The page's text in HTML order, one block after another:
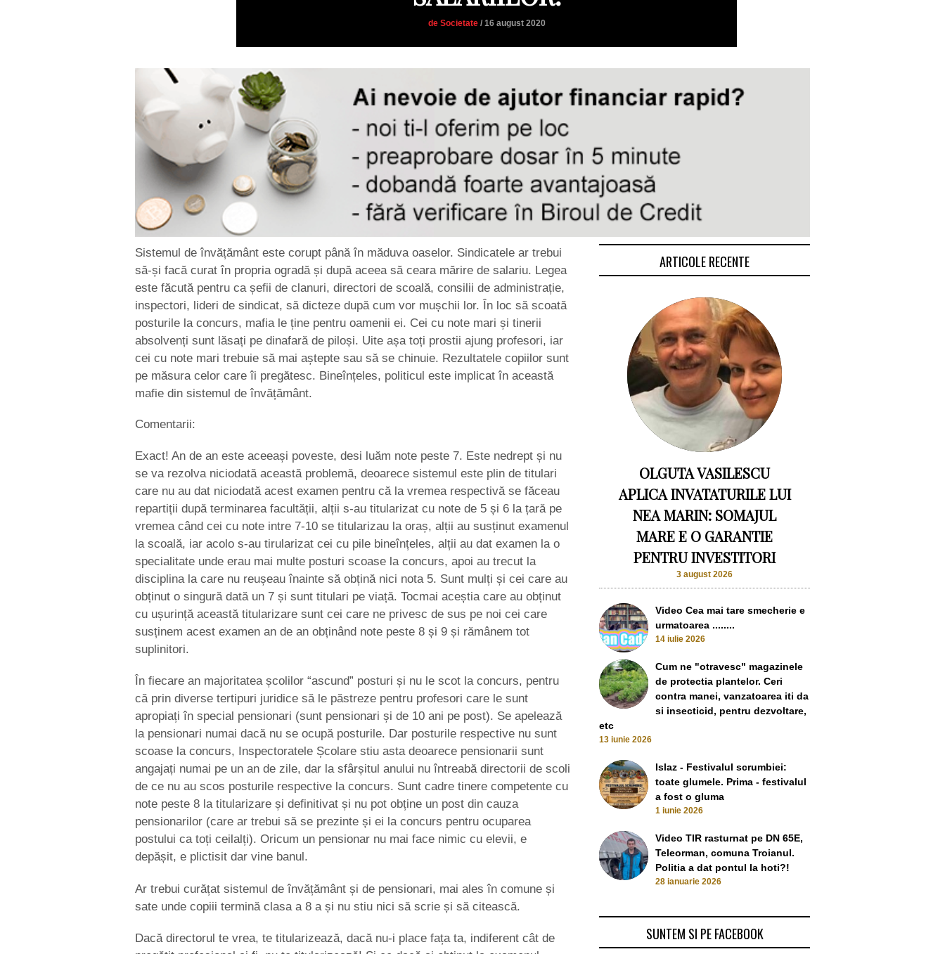
de Societate/ 16 august 2020
Sistemul de învățământ este corupt până în măduva oaselor. Sindicatele ar trebui
să-și facă curat în propria ogradă și după aceea să ceara mărire de salariu. Legea
este făcută pentru ca șefii de clanuri, directori de scoală, consilii de administrație,
inspectori, lideri de sindicat, să dicteze după cum vor mușchii lor. În loc să scoată
posturile la concurs, mafia le ține pentru oamenii ei. Cei cu note mari și tinerii
absolvenți sunt lăsați pe dinafară de piloși. Uite așa toți prostii ajung profesori, iar
cei cu note mari trebuie să mai aștepte sau să se chinuie. Rezultatele copiilor sunt
pe măsura celor care îi pregătesc. Bineînțeles, politicul este implicat în această
mafie din sistemul de învățământ.
Comentarii:
Exact! An de an este aceeași poveste, desi luăm note peste 7. Este nedrept și nu
se va rezolva niciodată această problemă, deoarece sistemul este plin de titulari
care nu au dat niciodată acest examen pentru că la vremea respectivă se făceau
repartiții după terminarea facultății, alții s-au titularizat cu note de 5 și 6 la țară pe
vremea când cei cu note intre 7-10 se titularizau la oraș, alții au susținut examenul
la scoală, iar acolo s-au tirularizat cei cu pile bineînțeles, alții au dat examen la o
specialitate unde erau mai multe posturi scoase la concurs, apoi au trecut la
disciplina la care nu reușeau înainte să obțină nici nota 5. Sunt mulți și cei care au
obținut o singură dată un 7 și sunt titulari pe viață. Tocmai aceștia care au obținut
cu ușurință această titularizare sunt cei care ne privesc de sus pe noi cei care
susținem acest examen an de an obținând note peste 8 și 9 și rămânem tot
suplinitori.
În fiecare an majoritatea școlilor “ascund” posturi și nu le scot la concurs, pentru
că prin diverse tertipuri juridice să le păstreze pentru profesori care le sunt
apropiați în special pensionari (sunt pensionari și de 10 ani pe post). Se apelează
la pensionari numai dacă nu se ocupă posturile. Dar posturile respective nu sunt
scoase la concurs, Inspectoratele Școlare stiu asta deoarece pensionarii sunt
angajați numai pe un an de zile, dar la sfârșitul anului nu întreabă directorii de scoli
de ce nu au scos posturile respective la concurs. Sunt cadre tinere competente cu
note peste 8 la titularizare și definitivat și nu pot obține un post din cauza
pensionarilor (care ar trebui să se prezinte și ei la concurs pentru ocuparea
postului ca toți ceilalți). Oricum un pensionar nu mai face nimic cu elevii, e
depășit, e plictisit dar vine banul.
Ar trebui curățat sistemul de învățământ și de pensionari, mai ales în comune și
sate unde copiii termină clasa a 8 a și nu stiu nici să scrie și să citească.
Dacă directorul te vrea, te titularizează, dacă nu-i place fața ta, indiferent cât de
ARTICOLE RECENTE
OLGUTA VASILESCU
APLICA INVATATURILE LUI
NEA MARIN: SOMAJUL
MARE E O GARANTIE
PENTRU INVESTITORI
3 august 2026
Video Cea mai tare smecherie e
urmatoarea ........
14 iulie 2026
Cum ne "otravesc" magazinele
de protectia plantelor. Ceri
contra manei, vanzatoarea iti da
si insecticid, pentru dezvoltare,
etc
13 iunie 2026
Islaz - Festivalul scrumbiei:
toate glumele. Prima - festivalul
a fost o gluma
1 iunie 2026
Video TIR rasturnat pe DN 65E,
Teleorman, comuna Troianul.
Politia a dat pontul la hoti?!
28 ianuarie 2026
SUNTEM SI PE FACEBOOK